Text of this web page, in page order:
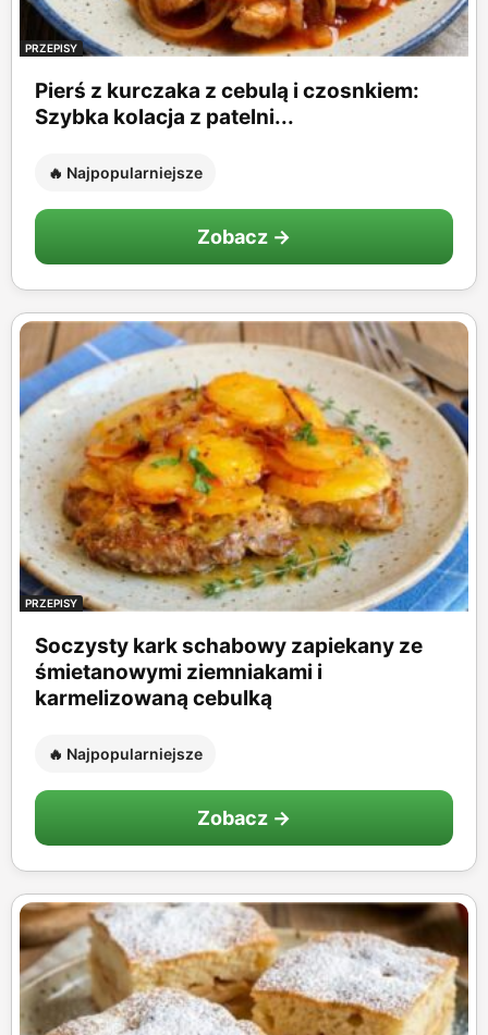
PRZEPISY
Pierś z kurczaka z cebulą i czosnkiem:
Szybka kolacja z patelni...
🔥 Najpopularniejsze
Zobacz →
PRZEPISY
Soczysty kark schabowy zapiekany ze
śmietanowymi ziemniakami i
karmelizowaną cebulką
🔥 Najpopularniejsze
Zobacz →